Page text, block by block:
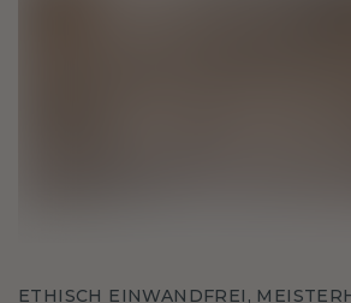
ETHISCH EINWANDFREI,